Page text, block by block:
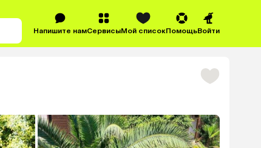
Напишите намСервисыМой списокПомощьВойти